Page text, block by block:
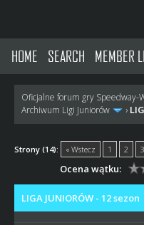
HOME SEARCH MEMBER
Oficjalne forum gry Speedway-
Archiwum Ligi Juniorów
›
Strony (14): « Wstecz 1 2 3
Ocena wątku:
LIGA JUNIORÓW - 12 sezon